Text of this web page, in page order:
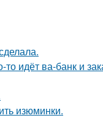
идёт ва-банк и
изюминки.